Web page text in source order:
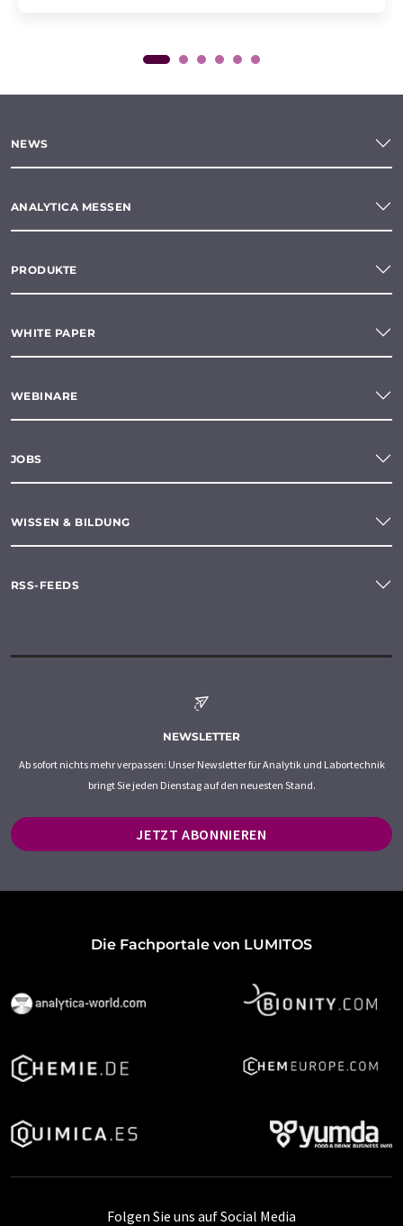
NEWS
ANALYTICA MESSEN
PRODUKTE
WHITE PAPER
WEBINARE
JOBS
WISSEN & BILDUNG
RSS-FEEDS
NEWSLETTER
Ab sofort nichts mehr verpassen: Unser Newsletter für Analytik und Labortechnik
bringt Sie jeden Dienstag auf den neuesten Stand.
JETZT ABONNIEREN
Die Fachportale von LUMITOS
Folgen Sie uns auf Social Media